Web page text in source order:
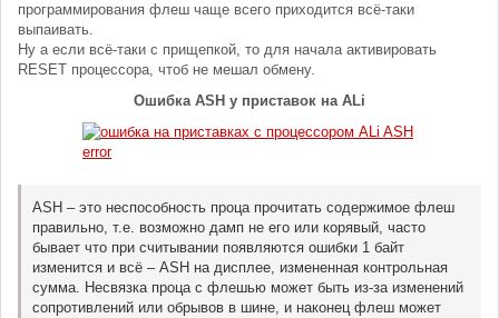
программирования флеш чаще всего приходится всё-таки
выпаивать.
Ну а если всё-таки с прищепкой, то для начала активировать
RESET процессора, чтоб не мешал обмену.
Ошибка ASH у приставок на ALi
ASH – это неспособность проца прочитать содержимое флеш
правильно, т.е. возможно дамп не его или корявый, часто
бывает что при считывании появляются ошибки 1 байт
изменится и всё – ASH на дисплее, измененная контрольная
сумма. Несвязка проца с флешью может быть из-за изменений
сопротивлений или обрывов в шине, и наконец флеш может